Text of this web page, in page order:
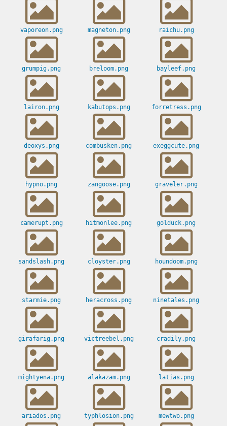
vaporeon.png magneton.png raichu.png
grumpig.png breloom.png bayleef.png
lairon.png kabutops.png forretress.png
deoxys.png combusken.png exeggcute.png
hypno.png zangoose.png graveler.png
camerupt.png hitmonlee.png golduck.png
sandslash.png cloyster.png houndoom.png
starmie.png heracross.png ninetales.png
girafarig.png victreebel.png cradily.png
mightyena.png alakazam.png latias.png
ariados.png typhlosion.png mewtwo.png